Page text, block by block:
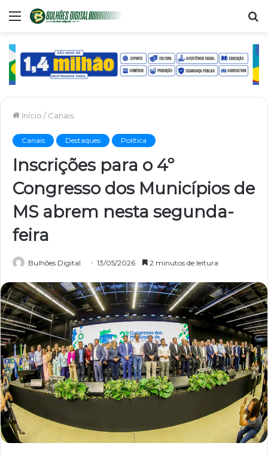
Menu
Início / Canais
Canais Destaques Política
Inscrições para o 4º
Congresso dos Municípios de
MS abrem nesta segunda-
feira
Bulhões Digital 13/05/2026 2 minutos de leitura